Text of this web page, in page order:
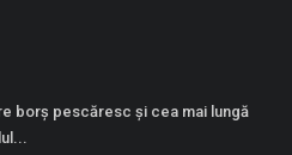
borș pescăresc și cea mai lungă